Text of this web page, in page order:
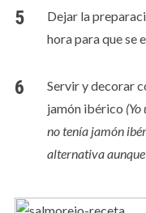
Dejar la
hora para que se
Servir y decorar
jamón ibérico
no tenía jamón
alternativa